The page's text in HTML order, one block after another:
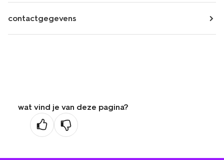
contactgegevens
wat vind je van deze pagina?